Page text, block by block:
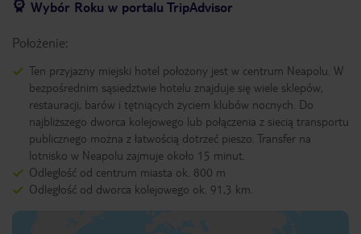
Wybór Roku w portalu TripAdvisor
Położenie:
Ten przyjazny miejski hotel położony jest w centrum Neapolu. W
bezpośrednim sąsiedztwie hotelu znajduje się wiele sklepów,
restauracji, barów i tętniących życiem klubów nocnych. Do
najbliższego dworca kolejowego lub połączenia z siecią transportu
publicznego można z łatwością dotrzeć pieszo. Transfer na
lotnisko w Neapolu zajmuje około 15 minut.
Odległość od centrum miasta ok. 800 m
Odległość od dworca kolejowego ok. 91,3 km.